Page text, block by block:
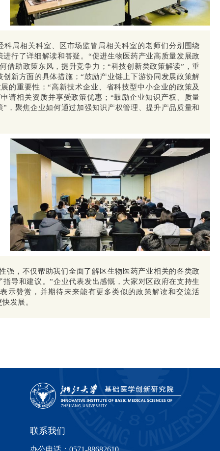
科局相关科室、区市场监管局相关科室的老师们分别围绕
行了详细解读和答疑。“促进生物医药产业高质量发展政
借助政策东风，提升竞争力；“科技创新类政策解读”，重
新方面的具体措施；“鼓励产业链上下游协同发展政策解
的重要性；“高新技术企业、省科技型中小企业的政策及
请相关资质并享受政策优惠；“鼓励企业知识产权、质量
，聚焦企业如何通过加强知识产权管理、提升产品质量和
强，不仅帮助我们全面了解区生物医药产业相关的各类政
导和建议。”企业代表发出感慨，大家对区政府在支持生
示赞赏，并期待未来能有更多类似的政策解读和交流活
发展。
联系我们